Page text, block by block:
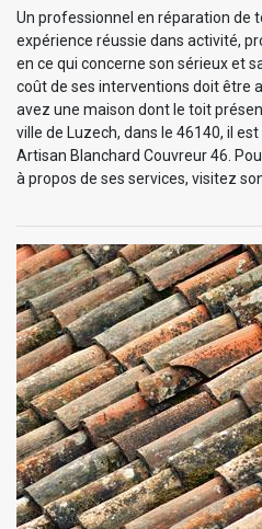
Un professionnel en réparation de
expérience réussie dans activité,
en ce qui concerne son sérieux et
coût de ses interventions doit être
avez une maison dont le toit
ville de Luzech, dans le 46140, il
Artisan Blanchard Couvreur 46.
à propos de ses services, visitez